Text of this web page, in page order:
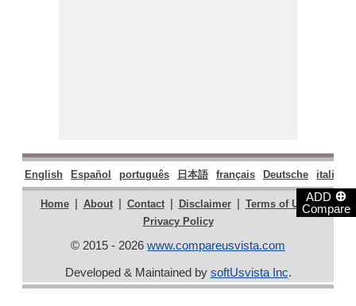
ADD ⊕
Compare
English Español português 日本語 français Deutsche italiano
Home | About | Contact | Disclaimer | Terms of Use |
Privacy Policy
© 2015 - 2026 www.compareusvista.com
Developed & Maintained by softUsvista Inc.